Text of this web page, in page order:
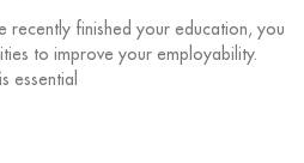
recently finished your education, you
to improve your employability.
essential